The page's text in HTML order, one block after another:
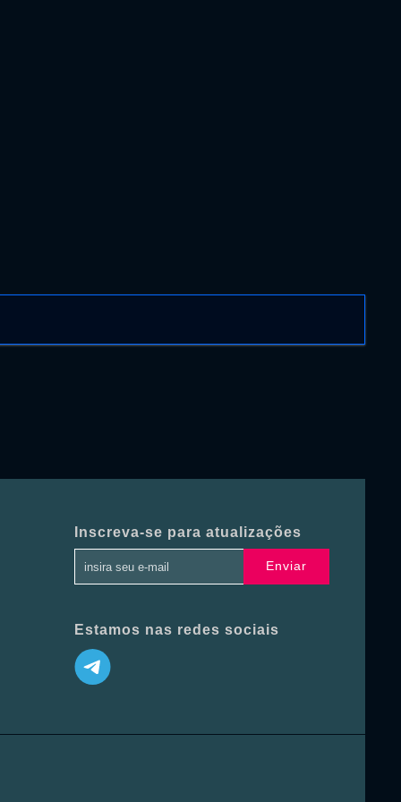
Inscreva-se para atualizações
Enviar
Estamos nas redes sociais